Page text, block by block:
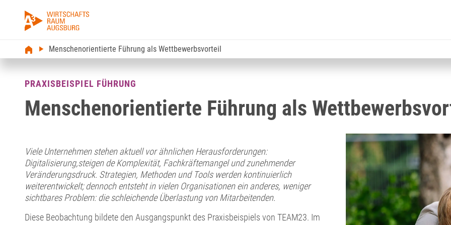
Menschenorientierte Führung als Wettbewerbsvorteil
PRAXISBEISPIEL FÜHRUNG
Menschenorientierte Führung als
Viele Unternehmen stehen aktuell vor ähnlichen Herausforderungen:
Digitalisierung,steigen de Komplexität, Fachkräftemangel und zunehmender
Veränderungsdruck. Strategien, Methoden und Tools werden kontinuierlich
weiterentwickelt;dennoch entsteht in vielen Organisationen ein anderes, weniger
sichtbares Problem:die schleichende Überlastung von Mitarbeitenden.
Diese Beobachtung bildete den Ausgangspunkt des Praxisbeispiels von TEAM23. Im